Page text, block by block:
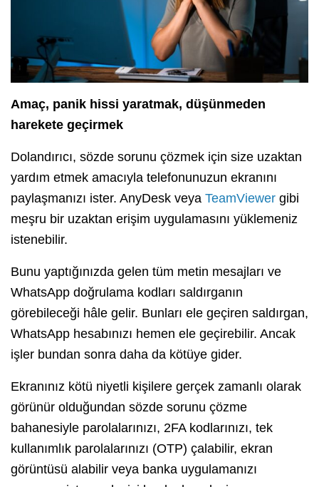
Amaç, panik hissi yaratmak, düşünmeden
harekete geçirmek
Dolandırıcı, sözde sorunu çözmek için size uzaktan
yardım etmek amacıyla telefonunuzun ekranını
paylaşmanızı ister. AnyDesk veya TeamViewer gibi
meşru bir uzaktan erişim uygulamasını yüklemeniz
istenebilir.
Bunu yaptığınızda gelen tüm metin mesajları ve
WhatsApp doğrulama kodları saldırganın
görebileceği hâle gelir. Bunları ele geçiren saldırgan,
WhatsApp hesabınızı hemen ele geçirebilir. Ancak
işler bundan sonra daha da kötüye gider.
Ekranınız kötü niyetli kişilere gerçek zamanlı olarak
görünür olduğundan sözde sorunu çözme
bahanesiyle parolalarınızı, 2FA kodlarınızı, tek
kullanımlık parolalarınızı (OTP) çalabilir, ekran
görüntüsü alabilir veya banka uygulamanızı